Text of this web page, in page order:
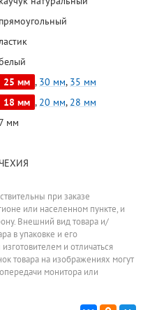
прямоугольный
25 мм , 30 мм, 35 мм
18 мм , 20 мм, 28 мм
мм
ЧЕХИЯ
при заказе
или населенном пункте, и
Внешний вид товара и/
в упаковке и его
и отличаться
товара на изображениях могут
монитора или